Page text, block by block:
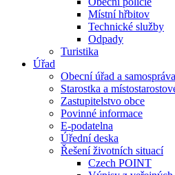
Místní hřbitov
Technické služby
Odpady
Turistika
Úřad
Obecní úřad a samospráva
Starostka a
Zastupitelstvo obce
Povinné informace
E-podatelna
Úřední deska
Řešení životních situací
Czech POINT